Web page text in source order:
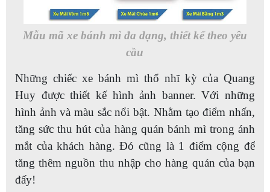
Mẫu mã xe bánh mì đa dạng, thiết kế theo yêu
cầu
Những chiếc xe bánh mì thổ nhĩ kỳ của Quang
Huy được thiết kế hình ảnh banner. Với những
hình ảnh và màu sắc nổi bật. Nhằm tạo điểm nhấn,
tăng sức thu hút của hàng quán bánh mì trong ánh
mắt của khách hàng. Đó cũng là 1 điểm cộng để
tăng thêm nguồn thu nhập cho hàng quán của bạn
đấy!